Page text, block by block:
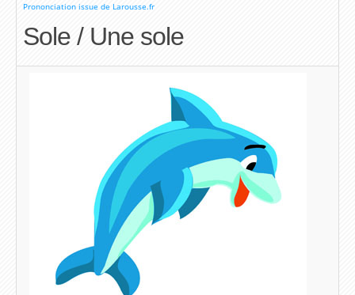
Prononciation issue de Larousse.fr
Sole / Une sole